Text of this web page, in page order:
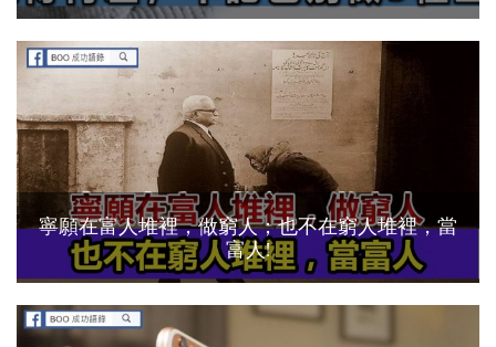
寧願在富人堆裡，做窮人；也不在窮人堆裡，當
富人!